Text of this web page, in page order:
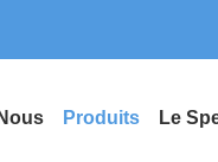
Produits Le